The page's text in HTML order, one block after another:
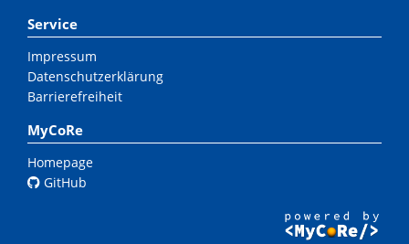
Service
Impressum
Datenschutzerklärung
Barrierefreiheit
MyCoRe
Homepage
GitHub